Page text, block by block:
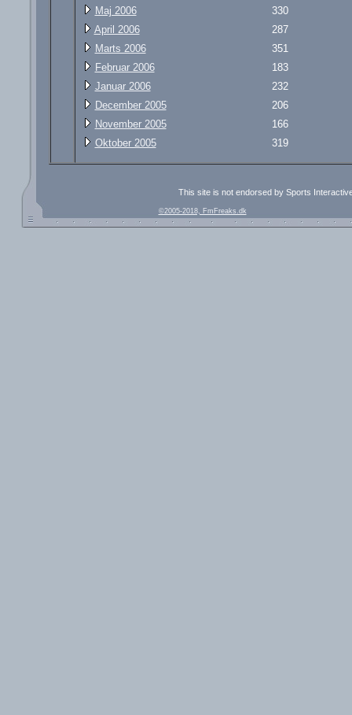
Maj 2006
330
April 2006
287
Marts 2006
351
Februar 2006
183
Januar 2006
232
December 2005
206
November 2005
166
Oktober 2005
319
This site is not endorsed by Sports
©2005-2018, FmFreaks.dk